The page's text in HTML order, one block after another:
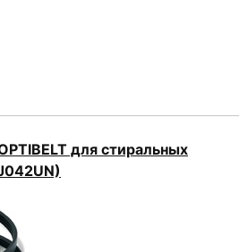
для стиральных